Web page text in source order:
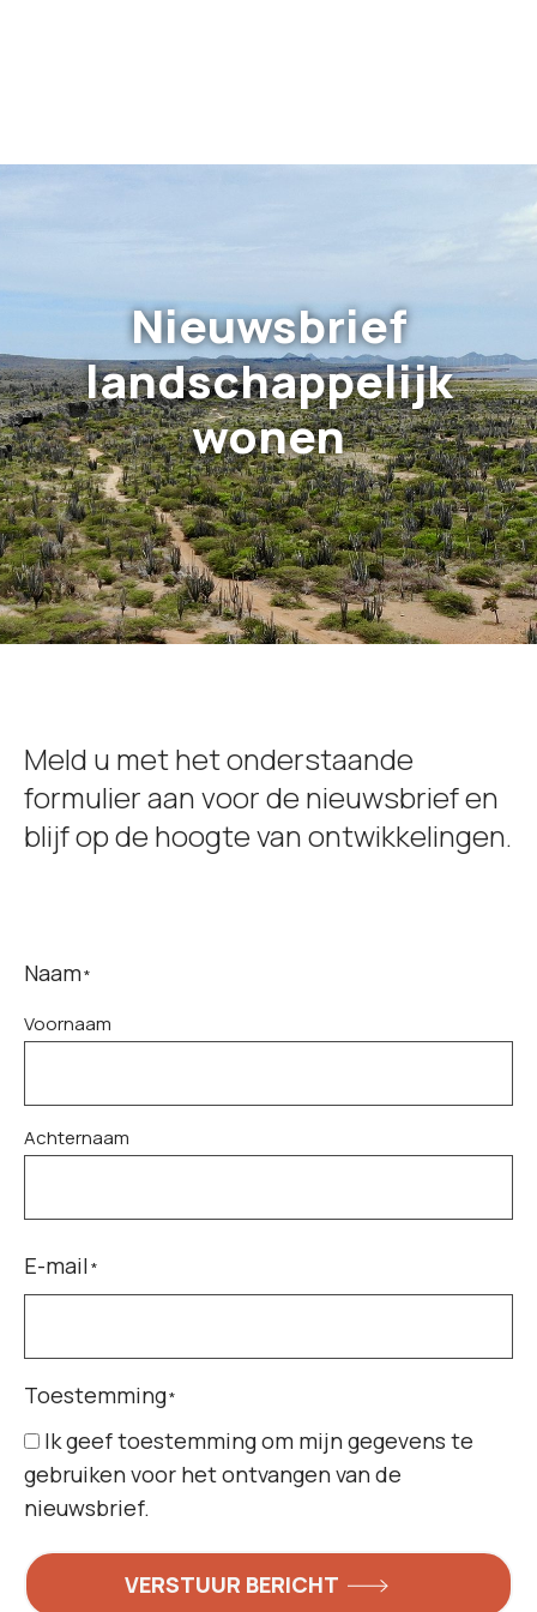
Nieuwsbrief
landschappelijk
wonen
Meld u met het onderstaande
formulier aan voor de nieuwsbrief en
blijf op de hoogte van ontwikkelingen.
Naam*
Voornaam
Achternaam
E-mail*
Toestemming*
Ik geef toestemming om mijn gegevens te
gebruiken voor het ontvangen van de
nieuwsbrief.
VERSTUUR BERICHT